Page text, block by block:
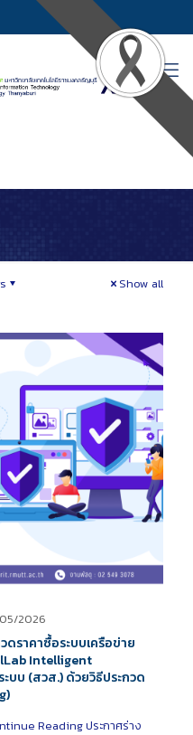
Show all
2026
ดราคาซื้อระบบเครือข่าย
Intelligent
บบ (สวส.) ด้วยวิธีประกวด
Readingประกาศร่าง